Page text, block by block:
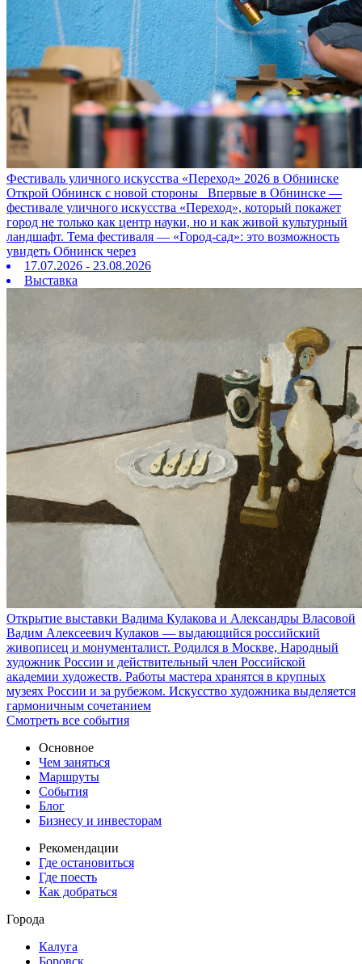
Фестиваль уличного искусства «Переход» 2026 в Обнинске
Открой Обнинск с новой стороны Впервые в Обнинске —
фестивале уличного искусства «Переход», который покажет
город не только как центр науки, но и как живой культурный
ландшафт. Тема фестиваля — «Город‑сад»: это возможность
увидеть Обнинск через
17.07.2026 - 23.08.2026
Выставка
Открытие выставки Вадима Кулакова и Александры Власовой
Вадим Алексеевич Кулаков — выдающийся российский
живописец и монументалист. Родился в Москве, Народный
художник России и действительный член Российской
академии художеств. Работы мастера хранятся в крупных
музеях России и за рубежом. Искусство художника выделяется
гармоничным сочетанием
Смотреть все события
Основное
Чем заняться
Маршруты
События
Блог
Бизнесу и инвесторам
Рекомендации
Где остановиться
Где поесть
Как добраться
Города
Калуга